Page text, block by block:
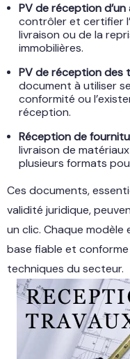
PV de réception
contrôler et certifier
livraison ou de la
immobilières.
PV de réception des
document à utiliser
conformité ou
réception.
Réception de
livraison de
plusieurs formats
Ces documents,
validité juridique,
un clic. Chaque
base fiable et
techniques du secteur.